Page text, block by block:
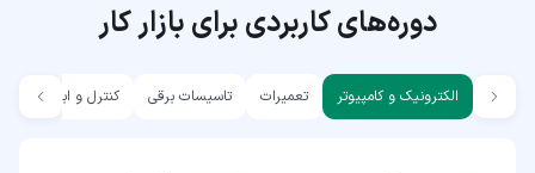
دوره‌های کاربردی برای بازار کار
الکترونیک و کامپیوتر تعمیرات تاسیسات برقی کنترل و ابزار دقیق